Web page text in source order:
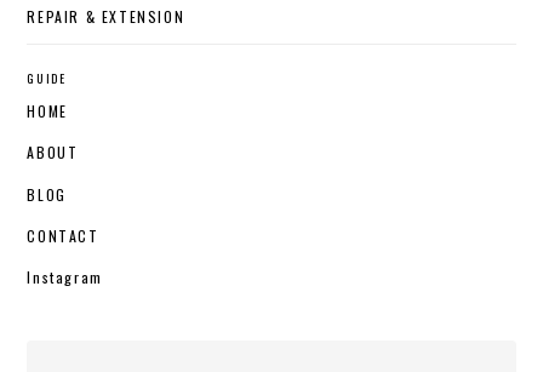
REPAIR & EXTENSION
GUIDE
HOME
ABOUT
BLOG
CONTACT
Instagram